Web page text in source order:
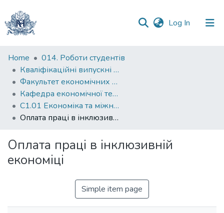
Log In (current)
Communities
&
Collections
All of DSpace
Home
014. Роботи студентів
Кваліфікаційні випускні роботи здобувачів вищої освіти бакалаврських програм
Факультет економічних наук
Кафедра економічної теорії
С1.01 Економіка та міжнародні економічні відносини (економіка)
Оплата праці в інклюзивній економіці
Оплата праці в інклюзивній
економіці
Simple item page